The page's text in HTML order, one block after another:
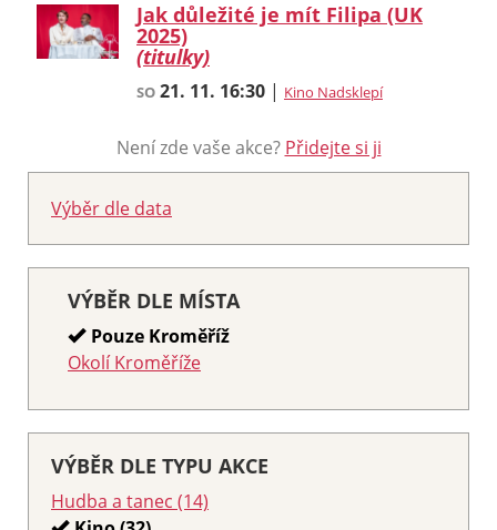
Jak důležité je mít Filipa (UK
2025)
(titulky)
SO 21. 11. 16:30 | Kino Nadsklepí
Není zde vaše akce? Přidejte si ji
Výběr dle data
VÝBĚR DLE MÍSTA
Pouze Kroměříž
Okolí Kroměříže
VÝBĚR DLE TYPU AKCE
Hudba a tanec (14)